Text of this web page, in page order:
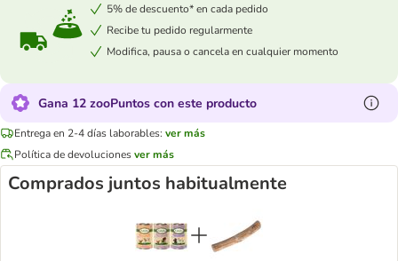
5% de descuento* en cada pedido
Recibe tu pedido regularmente
Modifica, pausa o cancela en cualquier momento
Gana 12 zooPuntos con este producto
Entrega en 2-4 días laborables: ver más
Política de devolucionesver más
Comprados juntos habitualmente